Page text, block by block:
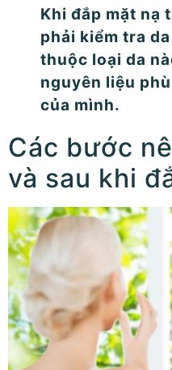
Khi đắp mặt nạ
phải kiểm tra
thuộc loại da
nguyên liệu
của mình.
Các bước
và sau khi